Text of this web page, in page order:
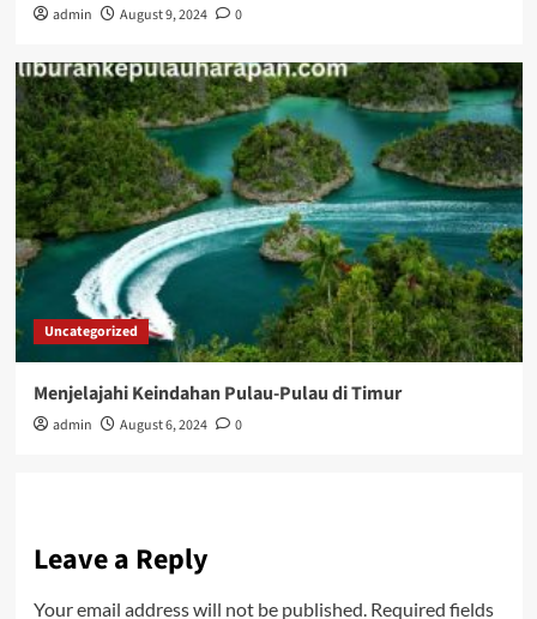
admin August 9, 2024 0
Uncategorized
Menjelajahi Keindahan Pulau-Pulau di Timur
admin August 6, 2024 0
Leave a Reply
Your email address will not be published. Required fields